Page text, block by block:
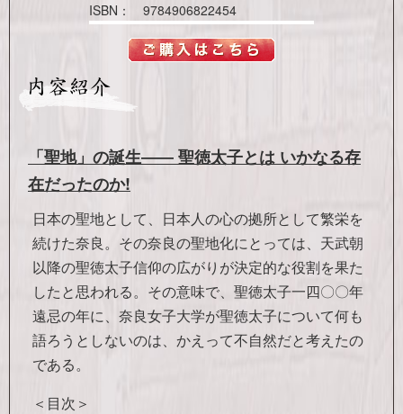
ISBN：
9784906822454
「聖地」の誕生―― 聖徳太子とは いかなる存
在だったのか!
日本の聖地として、日本人の心の拠所として繁栄を
続けた奈良。その奈良の聖地化にとっては、天武朝
以降の聖徳太子信仰の広がりが決定的な役割を果た
したと思われる。その意味で、聖徳太子一四〇〇年
遠忌の年に、奈良女子大学が聖徳太子について何も
語ろうとしないのは、かえって不自然だと考えたの
である。
＜目次＞